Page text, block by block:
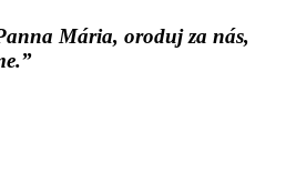
Mária, oroduj za nás,